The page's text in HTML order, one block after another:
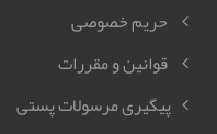
حریم خصوصی
قوانین و مقررات
پیگیری مرسولات پستی